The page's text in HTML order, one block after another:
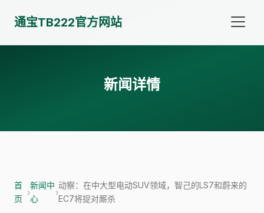
通宝TB222官方网站
新闻详情
首
页
›
新闻中
心
›
动察：在中大型电动SUV领域，智己的LS7和蔚来的
EC7将捉对厮杀